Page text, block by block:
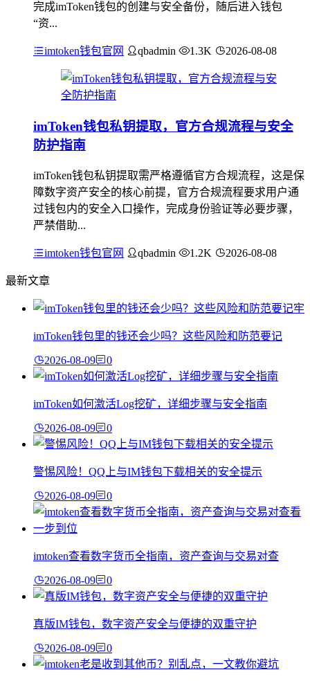
完成imToken钱包的创建与安全备份，随后进入钱包
“资...
imtoken钱包官网 qbadmin 1.3K 2026-08-08
imToken钱包私钥提取，官方合规流程与安全
防护指南
imToken钱包私钥提取需严格遵循官方合规流程，这是保
障数字资产安全的核心前提，官方合规流程要求用户通
过钱包内的安全入口操作，完成身份验证等必要步骤，
严禁借助...
imtoken钱包官网 qbadmin 1.2K 2026-08-08
最新文章
imToken钱包里的钱还会少吗？这些风险和防范要记
2026-08-09 0
imToken如何激活Log挖矿，详细步骤与安全指南
2026-08-09 0
警惕风险！QQ上与IM钱包下载相关的安全提示
2026-08-09 0
imtoken查看数字货币全指南，资产查询与交易对查
2026-08-09 0
真版IM钱包，数字资产安全与便捷的双重守护
2026-08-09 0